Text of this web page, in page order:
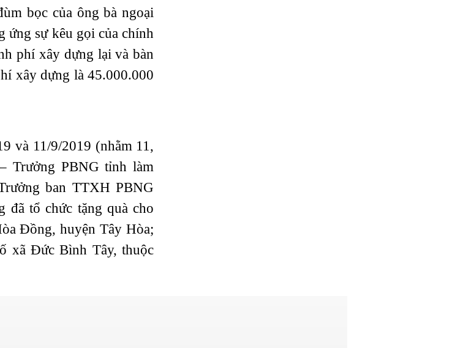
bọc của ông bà ngoại
ứng sự kêu gọi của chính
phí xây dựng lại và bàn
xây dựng là 45.000.000
và 11/9/2019 (nhằm 11,
Trưởng PBNG tỉnh làm
ban TTXH PBNG
đã tổ chức tặng quà cho
Đồng, huyện Tây Hòa;
xã Đức Bình Tây, thuộc